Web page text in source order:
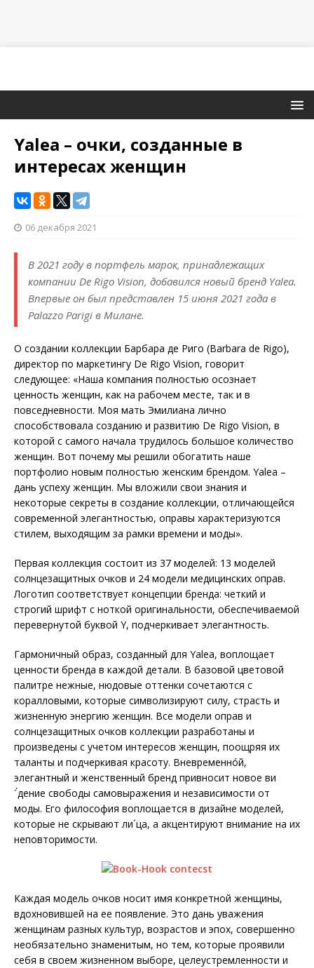
Yalea – очки, созданные в
интересах женщин
06 декабря 2021
В 2021 году в портфель марок, принадлежащих
компании De Rigo Vision, добавился новый бренд Yalea.
Впервые он был представлен 15 июня 2021 года в
Palazzo Parigi в Милане.
О создании коллекции Барбара де Риго (Barbara de Rigo),
директор по маркетингу De Rigo Vision, говорит
следующее: «Наша компания полностью осознает
ценность женщин, как на рабочем месте, так и в
повседневности. Моя мать Эмилиана лично
способствовала созданию и развитию De Rigo Vision, в
которой с самого начала трудилось большое количество
женщин. Вот почему мы решили обогатить наше
портфолио новым полностью женским брендом. Yalea –
дань успеху женщин. Мы вложили свои знания и
некоторые секреты в создание коллекции, отличающейся
современной элегантностью, оправы характеризуются
стилем, выходящим за рамки времени и моды».
Первая коллекция состоит из 37 моделей: 13 моделей
солнцезащитных очков и 24 модели медицинских оправ.
Логотип соответствует концепции бренда: четкий и
строгий шрифт с ноткой оригинальности, обеспечиваемой
перевернутой буквой Y, подчеркивает элегантность.
Гармоничный образ, созданный для Yalea, воплощает
ценности бренда в каждой детали. В базовой цветовой
палитре нежные, нюдовые оттенки сочетаются с
коралловыми, которые символизируют силу, страсть и
жизненную энергию женщин. Все модели оправ и
солнцезащитных очков коллекции разработаны и
произведены с учетом интересов женщин, поощряя их
таланты и подчеркивая красоту. Вневременнóй,
элегантный и женственный бренд привносит новое ви
´́дение свободы самовыражения и независимости от
моды. Его философия воплощается в дизайне моделей,
которые не скрывают ли´ца, а акцентируют внимание на их
неповторимости.
Каждая модель очков носит имя конкретной женщины,
вдохновившей на ее появление. Это дань уважения
женщинам разных культур, возрастов и эпох, совершенно
необязательно знаменитым, но тем, которые проявили
себя в своем жизненном выборе, целеустремленности и